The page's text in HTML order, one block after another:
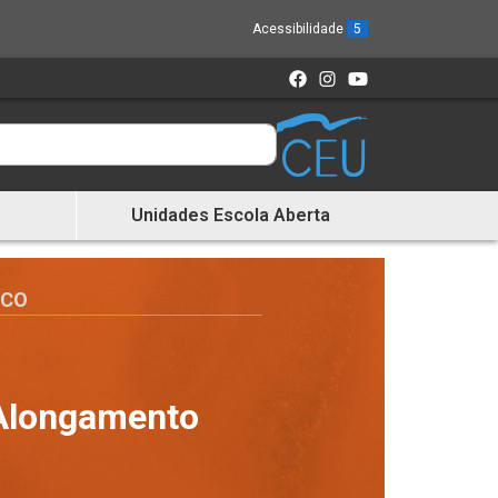
Acessibilidade 5
Unidades Escola Aberta